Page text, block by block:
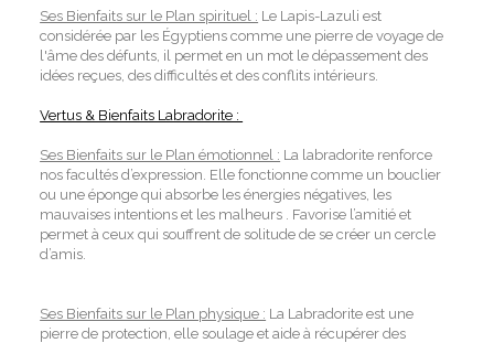
Ses Bienfaits sur le Plan spirituel : Le Lapis-Lazuli est
considérée par les Égyptiens comme une pierre de voyage de
l'âme des défunts, il permet en un mot le dépassement des
idées reçues, des difficultés et des conflits intérieurs.
Vertus & Bienfaits Labradorite :
Ses Bienfaits sur le Plan émotionnel : La labradorite renforce
nos facultés d’expression. Elle fonctionne comme un bouclier
ou une éponge qui absorbe les énergies négatives, les
mauvaises intentions et les malheurs . Favorise l’amitié et
permet à ceux qui souffrent de solitude de se créer un cercle
d’amis.
Ses Bienfaits sur le Plan physique : La Labradorite est une
pierre de protection, elle soulage et aide à récupérer des